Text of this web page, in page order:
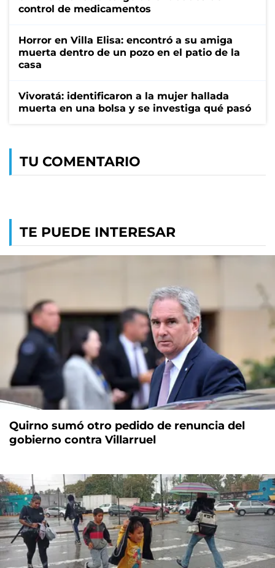
control de medicamentos
Horror en Villa Elisa: encontró a su amiga
muerta dentro de un pozo en el patio de la
casa
Vivoratá: identificaron a la mujer hallada
muerta en una bolsa y se investiga qué pasó
TU COMENTARIO
TE PUEDE INTERESAR
Quirno sumó otro pedido de renuncia del
gobierno contra Villarruel